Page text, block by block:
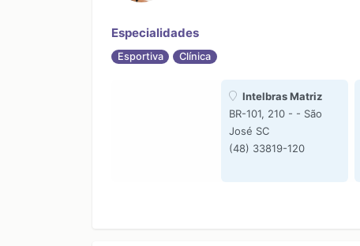
Especialidades
Esportiva Clínica
Intelbras Matriz
BR-101, 210 - - São
José SC
(48) 33819-120